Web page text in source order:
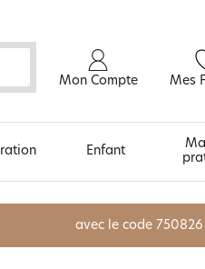
Mon Compte Mes
À
Enfant
avec le code 750826